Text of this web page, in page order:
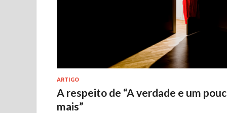
ARTIGO
A respeito de “A verdade e um
mais”